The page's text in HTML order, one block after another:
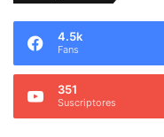
4.5k
Fans
351
Suscriptores